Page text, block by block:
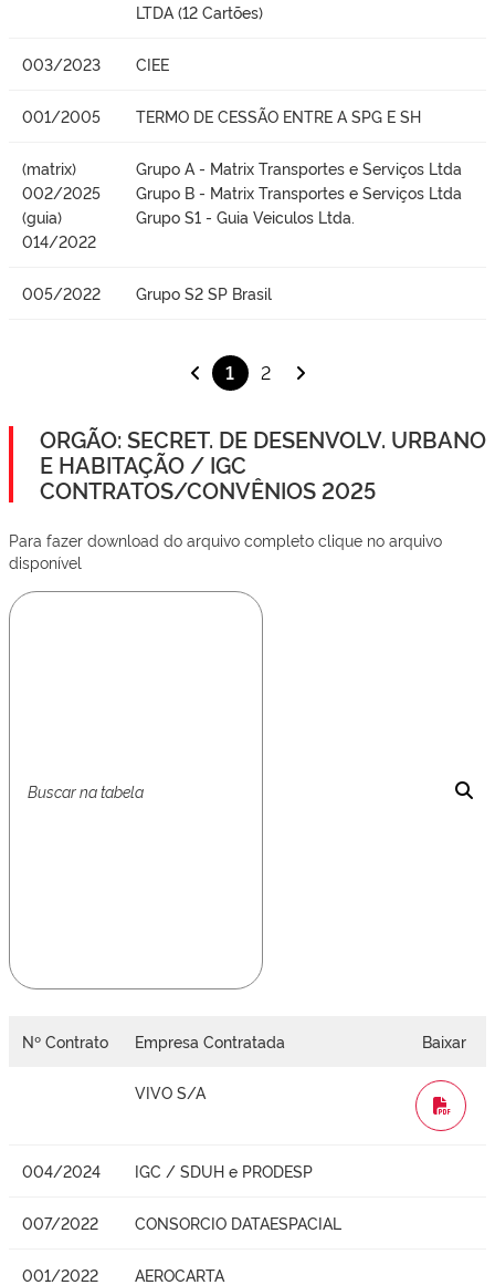
LTDA (12 Cartões)
003/2023 CIEE
001/2005 TERMO DE CESSÃO ENTRE A SPG E SH
(matrix)
002/2025
(guia)
014/2022
Grupo A - Matrix Transportes e Serviços Ltda
Grupo B - Matrix Transportes e Serviços Ltda
Grupo S1 - Guia Veiculos Ltda.
005/2022 Grupo S2 SP Brasil
1 2
ORGÃO: SECRET. DE DESENVOLV. URBANO
E HABITAÇÃO / IGC
CONTRATOS/CONVÊNIOS 2025
Para fazer download do arquivo completo clique no arquivo
disponível
Nº Contrato Empresa Contratada Baixar
VIVO S/A
WORD
004/2024 IGC / SDUH e PRODESP
007/2022 CONSORCIO DATAESPACIAL
001/2022 AEROCARTA